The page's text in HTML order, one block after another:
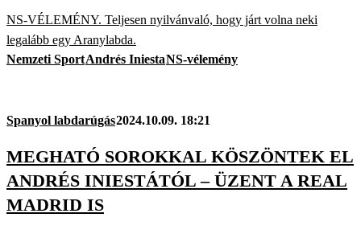
NS-VÉLEMÉNY. Teljesen nyilvánvaló, hogy járt volna neki
legalább egy Aranylabda.
Nemzeti SportAndrés IniestaNS-vélemény
Spanyol labdarúgás2024.10.09. 18:21
MEGHATÓ SOROKKAL KÖSZÖNTEK EL
ANDRÉS INIESTÁTÓL – ÜZENT A REAL
MADRID IS